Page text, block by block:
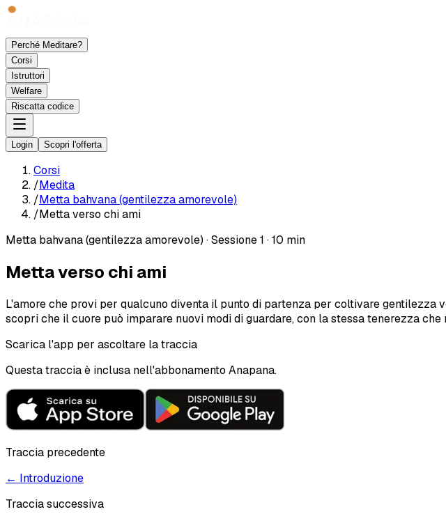
Perché Meditare?
Corsi
Istruttori
Welfare
Riscatta codice
Login Scopri l'offerta
Corsi
/Medita
/Metta bahvana (gentilezza amorevole)
/Metta verso chi ami
Metta bahvana (gentilezza amorevole) ·Sessione 1 ·10 min
Metta verso chi ami
L'amore che provi per qualcuno diventa il punto di partenza per coltivare gentilezza
scopri che il cuore può imparare nuovi modi di guardare, con la stessa tenerezza che
Scarica l'app per ascoltare la traccia
Questa traccia è inclusa nell'abbonamento Anapana.
Traccia precedente
← Introduzione
Traccia successiva